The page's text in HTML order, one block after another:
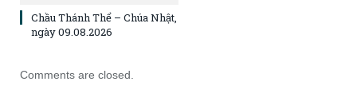
Chầu Thánh Thể – Chúa Nhật,
ngày 09.08.2026
Comments are closed.